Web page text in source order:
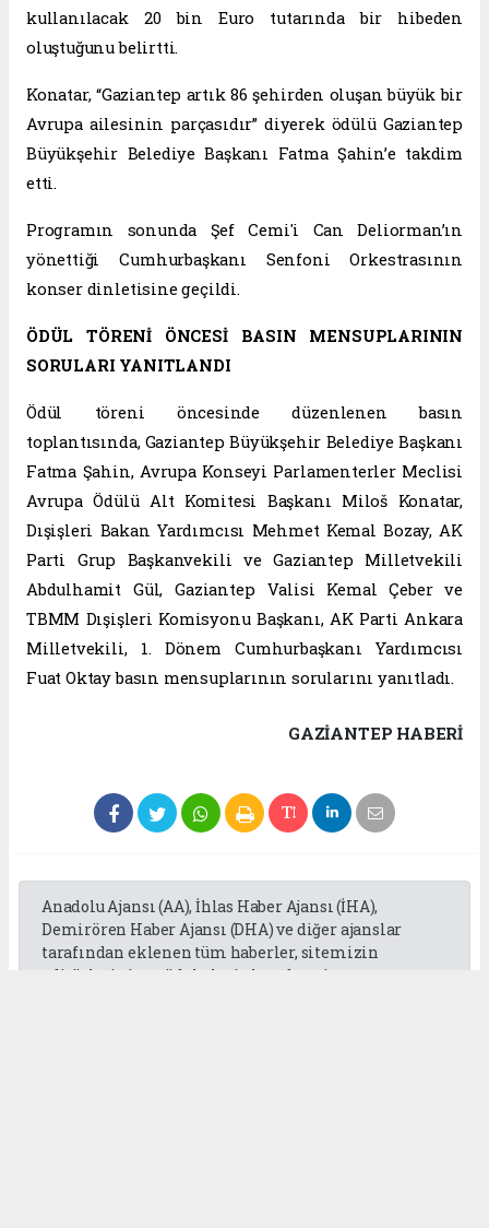
kullanılacak 20 bin Euro tutarında bir hibeden
oluştuğunu belirtti.
Konatar, “Gaziantep artık 86 şehirden oluşan büyük bir
Avrupa ailesinin parçasıdır” diyerek ödülü Gaziantep
Büyükşehir Belediye Başkanı Fatma Şahin’e takdim
etti.
Programın sonunda Şef Cemi'i Can Deliorman’ın
yönettiği Cumhurbaşkanı Senfoni Orkestrasının
konser dinletisine geçildi.
ÖDÜL TÖRENİ ÖNCESİ BASIN MENSUPLARININ
SORULARI YANITLANDI
Ödül töreni öncesinde düzenlenen basın
toplantısında, Gaziantep Büyükşehir Belediye Başkanı
Fatma Şahin, Avrupa Konseyi Parlamenterler Meclisi
Avrupa Ödülü Alt Komitesi Başkanı Miloš Konatar,
Dışişleri Bakan Yardımcısı Mehmet Kemal Bozay, AK
Parti Grup Başkanvekili ve Gaziantep Milletvekili
Abdulhamit Gül, Gaziantep Valisi Kemal Çeber ve
TBMM Dışişleri Komisyonu Başkanı, AK Parti Ankara
Milletvekili, 1. Dönem Cumhurbaşkanı Yardımcısı
Fuat Oktay basın mensuplarının sorularını yanıtladı.
GAZIANTEP HABERİ
Anadolu Ajansı (AA), İhlas Haber Ajansı (İHA),
Demirören Haber Ajansı (DHA) ve diğer ajanslar
tarafından eklenen tüm haberler, sitemizin
editörlerinin müdahalesi olmadan ajans